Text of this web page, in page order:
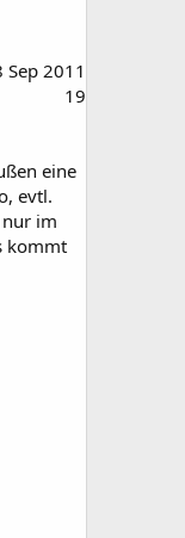
Sep 2011
19
eine
evtl.
im
kommt